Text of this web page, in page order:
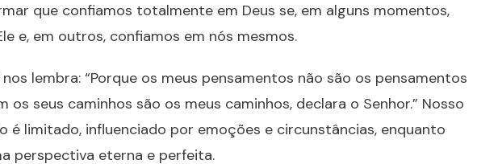
que confiamos totalmente em Deus se, em alguns momentos,
e, em outros, confiamos em nós mesmos.
lembra: “Porque os meus pensamentos não são os pensamentos
os seus caminhos são os meus caminhos, declara o Senhor.” Nosso
é limitado, influenciado por emoções e circunstâncias, enquanto
perspectiva eterna e perfeita.